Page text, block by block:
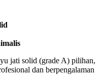
jati solid (grade A) pilihan,
dan berpengalaman